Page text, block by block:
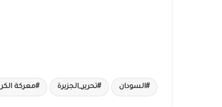
السودان تحرير_الجزيرة معركة